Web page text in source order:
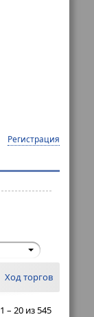
Регистрация
Ход торгов
1 – 20 из 545